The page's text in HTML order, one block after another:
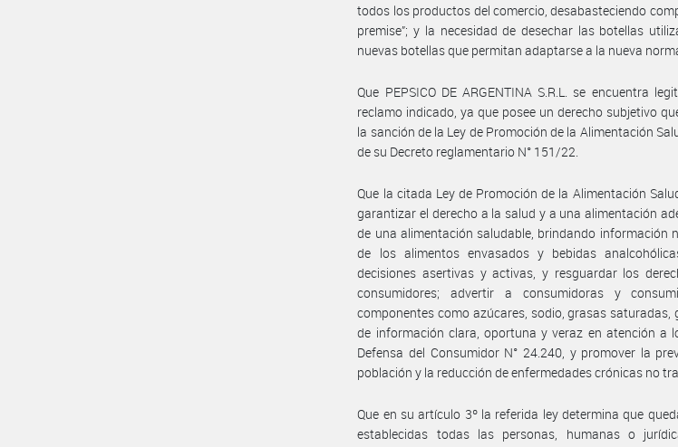
todos los productos del comercio, desabasteciendo
premise”; y la necesidad de desechar las botellas
nuevas botellas que permitan adaptarse a la nueva
Que PEPSICO DE ARGENTINA S.R.L. se encuentra
reclamo indicado, ya que posee un derecho subjetivo
la sanción de la Ley de Promoción de la Alimentación
de su Decreto reglamentario N° 151/22.
Que la citada Ley de Promoción de la Alimentación
garantizar el derecho a la salud y a una alimentación
de una alimentación saludable, brindando información
de los alimentos envasados y bebidas
decisiones asertivas y activas, y resguardar los
consumidores; advertir a consumidoras y
componentes como azúcares, sodio, grasas
de información clara, oportuna y veraz en atención a
Defensa del Consumidor N° 24.240, y promover la
población y la reducción de enfermedades crónicas no
Que en su artículo 3º la referida ley determina que
establecidas todas las personas, humanas o